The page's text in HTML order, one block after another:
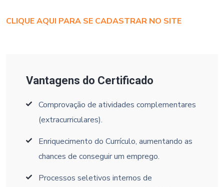
CLIQUE AQUI PARA SE CADASTRAR NO SITE
Vantagens do Certificado
Comprovação de atividades complementares
(extracurriculares).
Enriquecimento do Currículo, aumentando as
chances de conseguir um emprego.
Processos seletivos internos de